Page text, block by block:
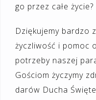
go przez całe życie?
Dziękujemy bardzo
życzliwość i pomoc
potrzeby naszej
Gościom życzymy
darów Ducha